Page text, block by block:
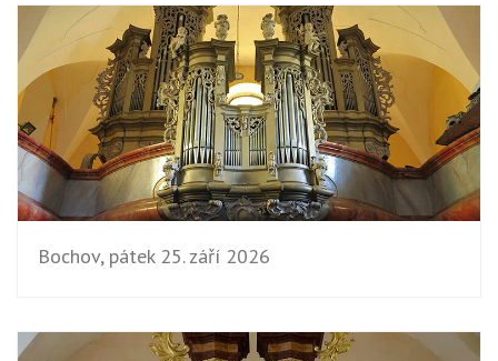
Bochov, pátek 25. září 2026